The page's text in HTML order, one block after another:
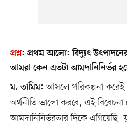
প্রশ্ন: প্রথম আলো: বিদ্যুৎ উৎপাদনের
আমরা কেন এতটা আমদানিনির্ভর
ম. তামিম: আসলে পরিকল্পনা করেই
অর্থনীতি ভালো করবে, এই
আমদানিনির্ভরতার দিকে